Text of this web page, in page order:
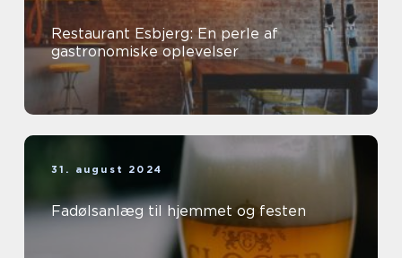
Restaurant Esbjerg: En perle af
gastronomiske oplevelser
31. august 2024
Fadølsanlæg til hjemmet og festen